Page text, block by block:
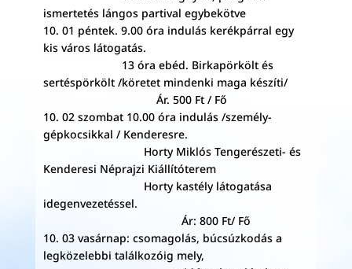
ismertetés lángos partival egybekötve
10. 01 péntek. 9.00 óra indulás kerékpárral egy
kis város látogatás.
13 óra ebéd. Birkapörkölt és
sertéspörkölt /köretet mindenki maga készíti/
Ár. 500 Ft / Fő
10. 02 szombat 10.00 óra indulás /személy-
gépkocsikkal / Kenderesre.
Horty Miklós Tengerészeti- és
Kenderesi Néprajzi Kiállítóterem
Horty kastély látogatása
idegenvezetéssel.
Ár: 800 Ft/ Fő
10. 03 vasárnap: csomagolás, búcsúzkodás a
legközelebbi találkozóig mely,